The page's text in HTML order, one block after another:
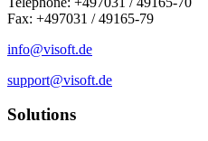
Fax: +497031 / 49165-79
info@visoft.de
support@visoft.de
Solutions